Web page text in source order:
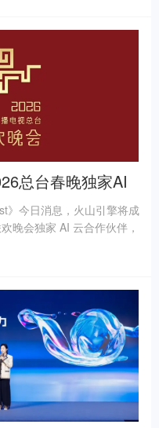
性跃迁——开始系统性地聚
态共建。
总台春晚独家AI
》今日消息，火山引擎将成
晚会独家 AI 云合作伙伴，
期内新增约 2 亿张银行卡
、小红书、B站等互联网
意到，抖音曾于 2019 年
台。